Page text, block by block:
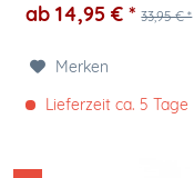
ab 14,95 € * 33,95 € *
Merken
Lieferzeit ca. 5 Tage